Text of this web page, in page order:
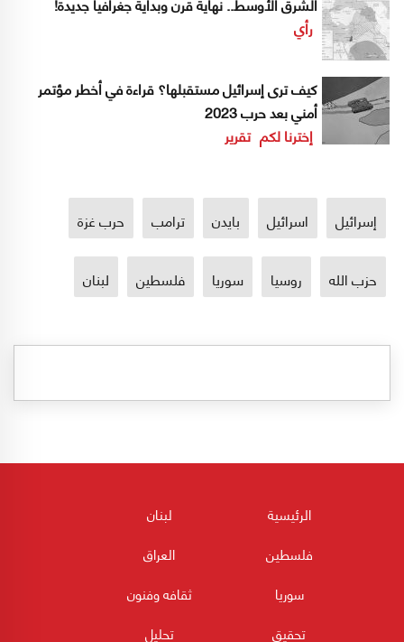
رأي
كيف ترى إسرائيل مستقبلها؟ قراءة في أخطر مؤتمر
أمني بعد حرب 2023
إخترنا لكم تقرير
إسرائيل اسرائيل بايدن ترامب حرب غزة
حزب الله روسيا سوريا فلسطين لبنان
الرئيسية
لبنان
فلسطين
العراق
سوريا
ثقافه وفنون
تحقيق
تحليل